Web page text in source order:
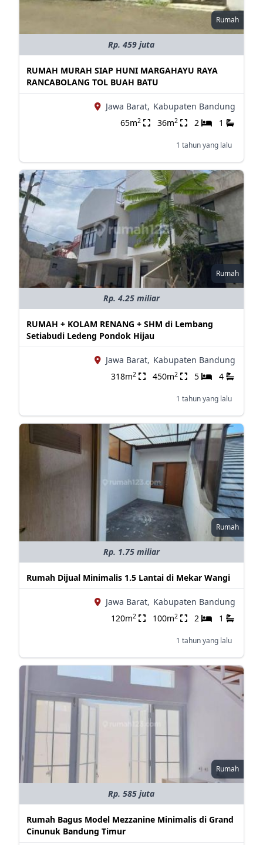
Rumah
Rp. 459 juta
RUMAH MURAH SIAP HUNI MARGAHAYU RAYA
RANCABOLANG TOL BUAH BATU
Jawa Barat, Kabupaten Bandung
65m2 36m2 2 1
1 tahun yang lalu
Rumah
Rp. 4.25 miliar
RUMAH + KOLAM RENANG + SHM di Lembang
Setiabudi Ledeng Pondok Hijau
Jawa Barat, Kabupaten Bandung
318m2 450m2 5 4
1 tahun yang lalu
Rumah
Rp. 1.75 miliar
Rumah Dijual Minimalis 1.5 Lantai di Mekar Wangi
Jawa Barat, Kabupaten Bandung
120m2 100m2 2 1
1 tahun yang lalu
Rumah
Rp. 585 juta
Rumah Bagus Model Mezzanine Minimalis di Grand
Cinunuk Bandung Timur